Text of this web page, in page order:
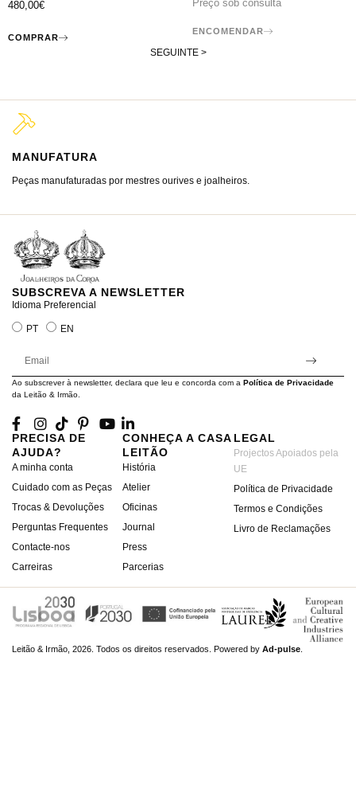
480,00€
COMPRAR
Preço sob consulta
ENCOMENDAR
SEGUINTE >
MANUFATURA
Peças manufaturadas por mestres ourives e joalheiros.
SUBSCREVA A NEWSLETTER
Idioma Preferencial
PT EN
Ao subscrever à newsletter, declara que leu e concorda com a Política de Privacidade
da Leitão & Irmão.
PRECISA DE
AJUDA?
A minha conta
Cuidado com as Peças
Trocas & Devoluções
Perguntas Frequentes
Contacte-nos
Carreiras
CONHEÇA A CASA
LEITÃO
História
Atelier
Oficinas
Journal
Press
Parcerias
LEGAL
Projectos Apoiados pela
UE
Política de Privacidade
Termos e Condições
Livro de Reclamações
Leitão & Irmão, 2026. Todos os direitos reservados. Powered by Ad-pulse.